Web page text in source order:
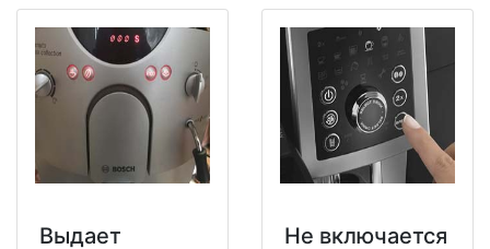
Выдает
Не включается